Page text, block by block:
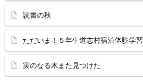
読書の秋
ただいま！５年生道志村宿泊体験学習
実のなる木また見つけた